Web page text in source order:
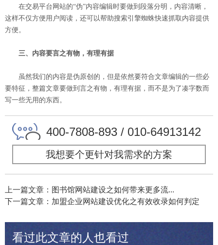
在交易平台网站的“伪”内容编辑时要做到段落分明，内容清晰，
这样不仅方便用户阅读，还可以帮助搜索引擎蜘蛛快速抓取内容提供
方便。
三、内容要言之有物，有理有据
虽然我们的内容是伪原创的，但是依然要符合文章编辑的一些必
要特征，整篇文章要做到言之有物，有理有据，而不是为了凑字数而
写一些无用的东西。
400-7808-893 / 010-64913142
我想要个更针对我需求的方案
上一篇文章：图书馆网站建设之如何带来更多流...
下一篇文章：加盟企业网站建设优化之有效收录如何判定
看过此文章的人也看过